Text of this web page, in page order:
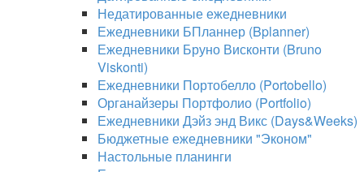
Недатированные ежедневники
Ежедневники БПланнер (Bplanner)
Ежедневники Бруно Висконти (Bruno
Viskonti)
Ежедневники Портобелло (Portobello)
Органайзеры Портфолио (Portfolio)
Ежедневники Дэйз энд Викс (Days&Weeks)
Бюджетные ежедневники "Эконом"
Настольные планинги